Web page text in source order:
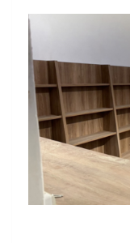
居
家
與
工
地
清